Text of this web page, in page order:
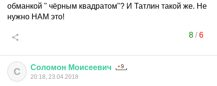
обманкой " чёрным квадратом"? И Татлин такой же. Не
нужно НАМ это!
8/6
С Соломон Моисеевич
20:18, 23.04.2018